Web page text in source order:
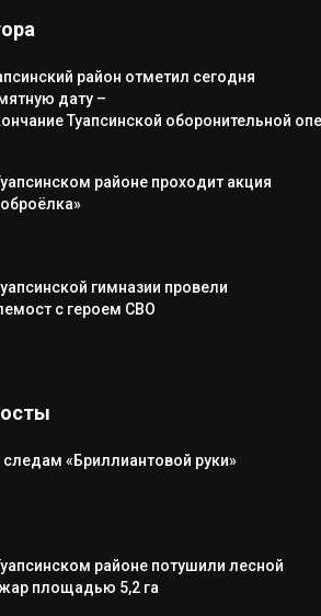
район отметил сегодня
дату –
Туапсинской оборонительной
районе проходит акция
гимназии провели
с героем СВО
следам «Бриллиантовой руки»
районе потушили лесной
площадью 5,2 га